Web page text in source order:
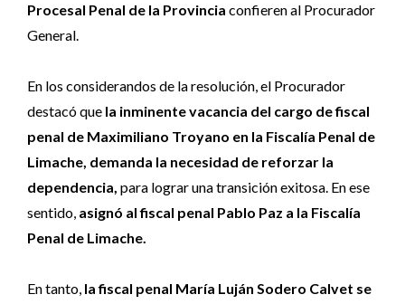
Procesal Penal de la Provincia confieren al Procurador
General.
En los considerandos de la resolución, el Procurador
destacó que la inminente vacancia del cargo de fiscal
penal de Maximiliano Troyano en la Fiscalía Penal de
Limache, demanda la necesidad de reforzar la
dependencia, para lograr una transición exitosa. En ese
sentido, asignó al fiscal penal Pablo Paz a la Fiscalía
Penal de Limache.
En tanto, la fiscal penal María Luján Sodero Calvet se